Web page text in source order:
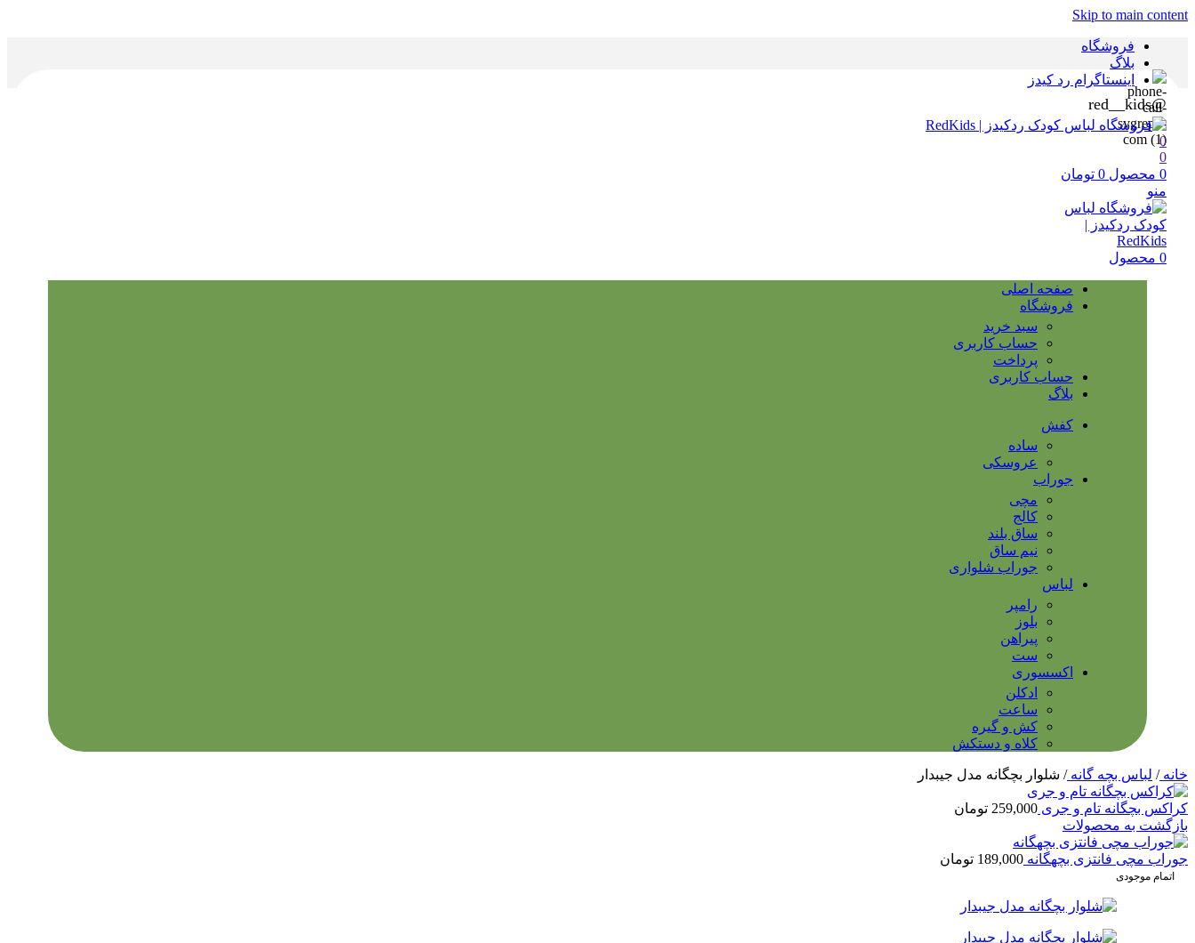
Skip to main content
فروشگاه
بلاگ
اینستاگرام رد کیدز
@red__kids
0
0
0 محصول 0 تومان
منو
0 محصول
صفحه اصلی
فروشگاه
سبد خرید
حساب کاربری
پرداخت
حساب کاربری
بلاگ
کفش
ساده
عروسکی
جوراب
مچی
کالج
ساق بلند
نیم ساق
جوراب شلواری
لباس
رامپر
بلوز
پیراهن
ست
اکسسوری
ادکلن
ساعت
کش و گیره
کلاه و دستکش
خانه/ لباس بچه گانه/ شلوار بچگانه مدل جیبدار
کراکس بچگانه تام و جری 259,000 تومان
بازگشت به محصولات
جوراب مچی فانتزی بچهگانه 189,000 تومان
اتمام موجودی